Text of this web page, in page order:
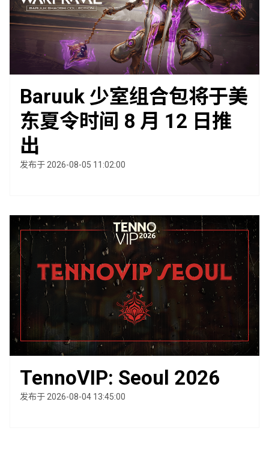
Baruuk 少室组合包将于美
东夏令时间 8 月 12 日推
出
发布于 2026-08-05 11:02:00
TennoVIP: Seoul 2026
发布于 2026-08-04 13:45:00